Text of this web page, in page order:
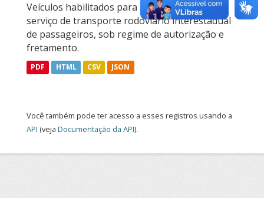
Veículos habilitados para a prestação do
serviço de transporte rodoviário interestadual
de passageiros, sob regime de autorização e
fretamento.
PDF HTML CSV JSON
Você também pode ter acesso a esses registros usando a
API (veja Documentação da API).